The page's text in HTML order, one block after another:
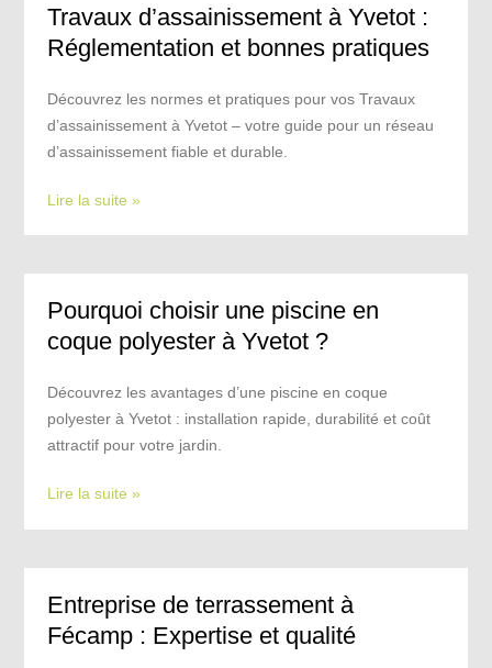
Travaux d’assainissement à Yvetot :
Réglementation et bonnes pratiques
Découvrez les normes et pratiques pour vos Travaux
d’assainissement à Yvetot – votre guide pour un réseau
d’assainissement fiable et durable.
Lire la suite »
Pourquoi choisir une piscine en
coque polyester à Yvetot ?
Découvrez les avantages d’une piscine en coque
polyester à Yvetot : installation rapide, durabilité et coût
attractif pour votre jardin.
Lire la suite »
Entreprise de terrassement à
Fécamp : Expertise et qualité